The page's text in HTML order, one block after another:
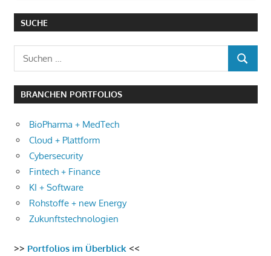
SUCHE
Suchen
nach:
SUCHEN
BRANCHEN PORTFOLIOS
BioPharma + MedTech
Cloud + Plattform
Cybersecurity
Fintech + Finance
KI + Software
Rohstoffe + new Energy
Zukunftstechnologien
>> Portfolios im Überblick<<